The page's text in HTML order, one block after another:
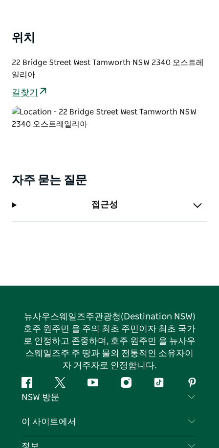
니다.
운 황금빛 해변에서 아웃백의 숨막히는 광경에 이르기까
지 NSW가 제공하는 모든 것을 경험하십시오.
위치
22 Bridge Street West Tamworth NSW 2340 오스트레
일리아
길찾기
자주 묻는 질문
접근성
뉴사우스웨일즈주관광청(Destination NSW)
호주 원주민 을 주의 최초 주민이자 최초 국가
로 인정하고 존중하며, 호주 원주민 을 뉴사우
스웨일즈주 주 땅과 물의 전통적인 소유자이
자 거주자로 인정합니다.
페
이
북
지
다
유
인
틱
핀
터
스
NSW 방문
문의하기
이 사이트에서
목적지